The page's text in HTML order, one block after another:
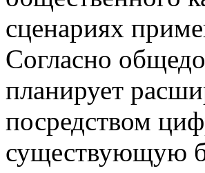
сценариях
Согласно
планирует
посредством
существующую